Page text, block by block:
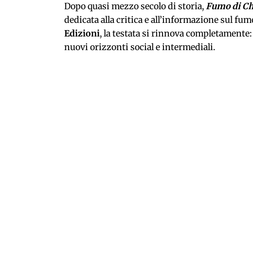
Dopo quasi mezzo secolo di storia,Fumo di
dedicata alla critica e all’informazione sul
Edizioni, la testata si rinnova
nuovi orizzonti social e intermediali.